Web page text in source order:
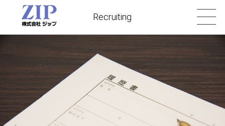
Recruiting